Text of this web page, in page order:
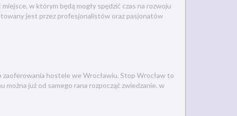
w którym będą mogły spędzić czas na rozwoju
jest przez profesjonalistów oraz pasjonatów
zaoferowania hostele we Wrocławiu. Stop Wrocław to
już od samego rana rozpocząć zwiedzanie. w